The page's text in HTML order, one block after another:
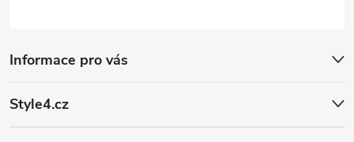
Informace pro vás
Style4.cz